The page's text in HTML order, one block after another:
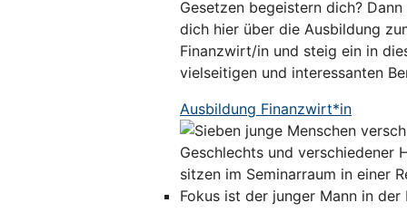
Gesetzen begeistern dich?
dich hier über die Ausbildung
Finanzwirt/in und steig ein in
vielseitigen und interessanten
Ausbildung Finanzwirt*in